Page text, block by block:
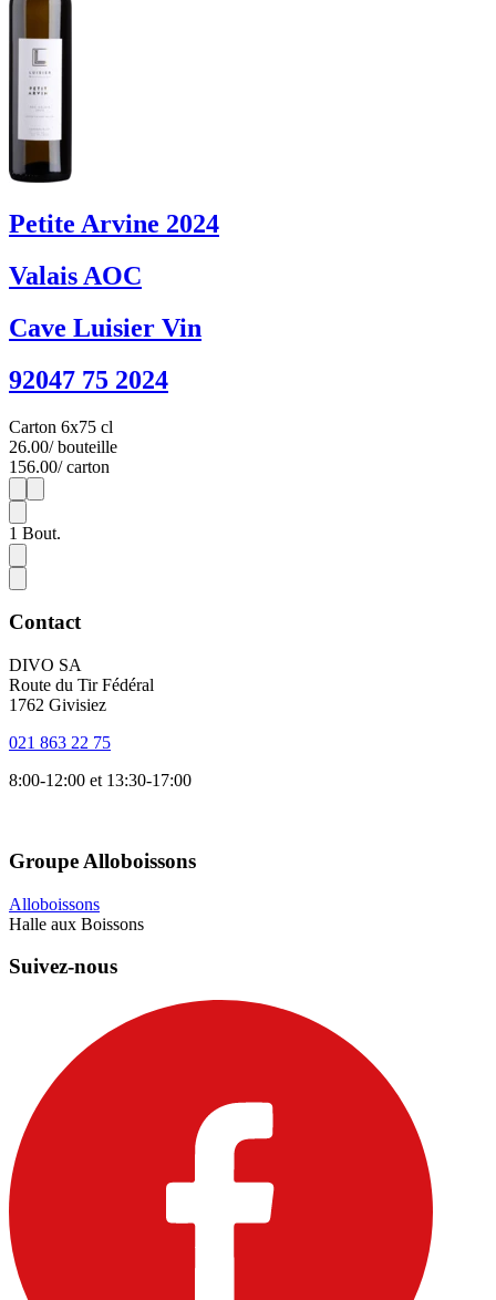
Petite Arvine 2024
Valais AOC
Cave Luisier Vin
92047 75 2024
Carton 6x75 cl
26.00/ bouteille
156.00/ carton
1
1 Bout.
Contact
DIVO SA
Route du Tir Fédéral
1762 Givisiez
021 863 22 75
8:00-12:00 et 13:30-17:00
Groupe Alloboissons
Alloboissons
Halle aux Boissons
Suivez-nous